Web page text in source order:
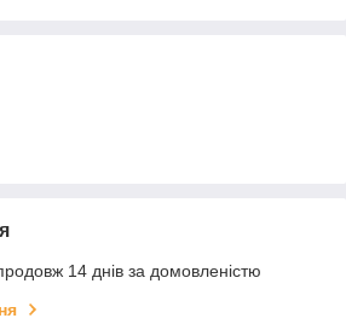
14 днів за домовленістю